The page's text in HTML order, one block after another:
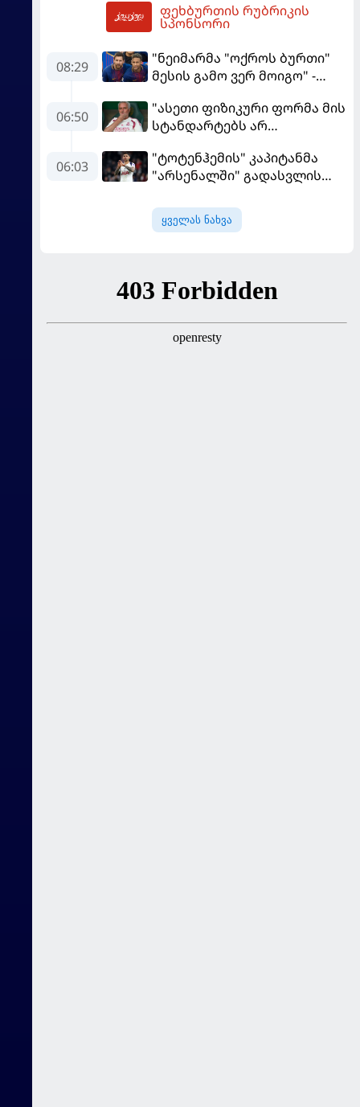
ფეხბურთის რუბრიკის
სპონსორი
08:29
"ნეიმარმა "ოქროს ბურთი"
მესის გამო ვერ მოიგო" -
აგენტი
06:50
"ასეთი ფიზიკური ფორმა მის
სტანდარტებს არ
"რეალის" ახალწვეული
გააკრიტიკა
06:03
"ტოტენჰემის" კაპიტანმა
"არსენალში" გადასვლის
ყველას ნახვა